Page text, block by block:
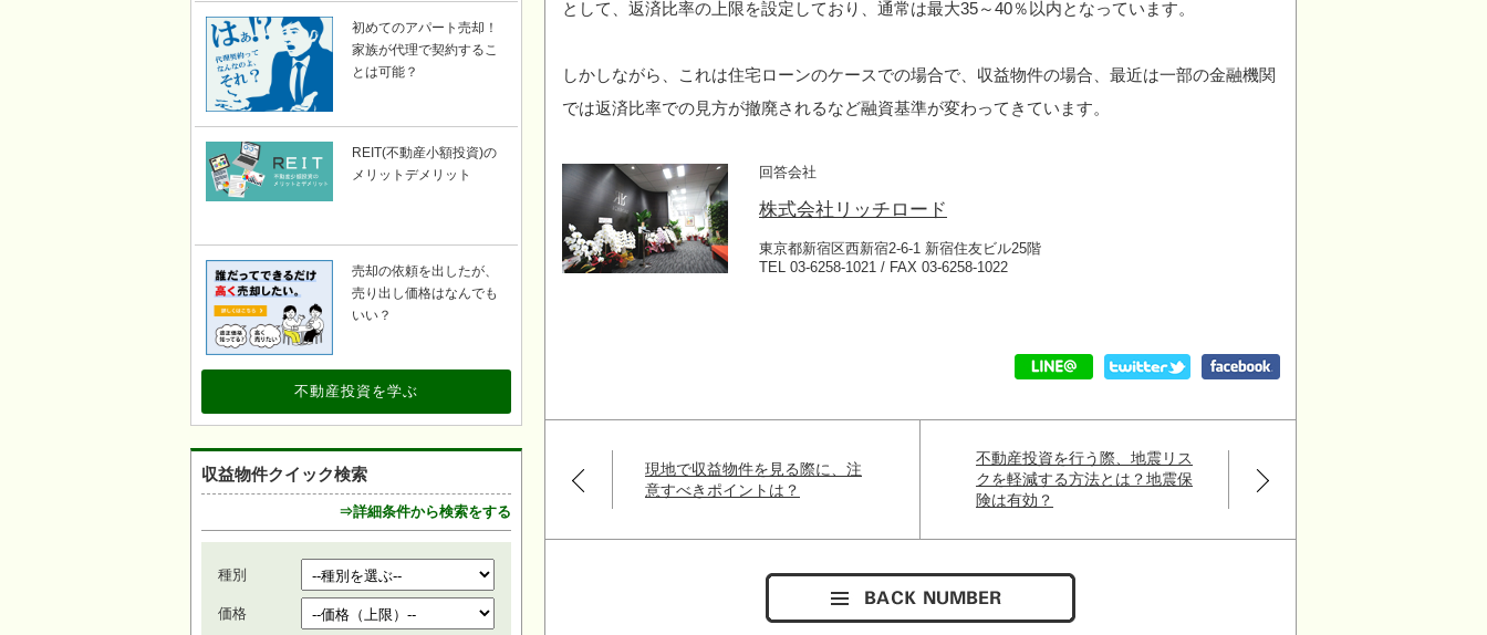
として、返済比率の上限を設定しており、通常は最大35～40％以内となっています。
しかしながら、これは住宅ローンのケースでの場合で、収益物件の場合、最近は一部の金融機関
では返済比率での見方が撤廃されるなど融資基準が変わってきています。
回答会社
株式会社リッチロード
東京都新宿区西新宿2-6-1 新宿住友ビル25階
TEL 03-6258-1021 / FAX 03-6258-1022
現地で収益物件を見る際に、注
意すべきポイントは？
不動産投資を行う際、地震リス
クを軽減する方法とは？地震保
険は有効？
初めてのアパート売却！
家族が代理で契約するこ
とは可能？
REIT(不動産小額投資)の
メリットデメリット
売却の依頼を出したが、
売り出し価格はなんでも
いい？
不動産投資を学ぶ
収益物件クイック検索
⇒詳細条件から検索をする
種別
価格